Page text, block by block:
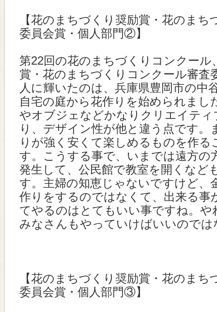
【花のまちづくり奨励賞・花のま
委員会賞・個人部門②】
第22回の花のまちづくりコンクール
賞・花のまちづくりコンクール審査
人に輝いたのは、兵庫県豊岡市の中
自宅の庭から花作りを始められまし
やオブジェなどかなりクリエイテ
り、デザイン性が他と違う点です
りが強く安くて楽しめるものを作る
す。こうする事で、いまでは遠方の
発生して、公民館で教室を開くなど
す。主婦の知恵じゃないですけど、
作りをするのではなくて、出来る事
てやるのはとてもいい事ですね。
みなさんもやっていけばいいので
【花のまちづくり奨励賞・花のま
委員会賞・個人部門③】